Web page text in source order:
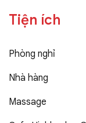
Tiện ích
Phòng nghỉ
Nhà hàng
Massage